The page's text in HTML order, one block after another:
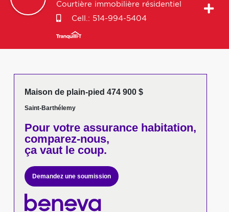
Courtière immobilière résidentiel
Cell.: 514-994-5404
Maison de plain-pied 474 900 $
Saint-Barthélemy
Pour votreassurance habitation,
comparez-nous,
ça vaut le coup.
Demandez une soumission